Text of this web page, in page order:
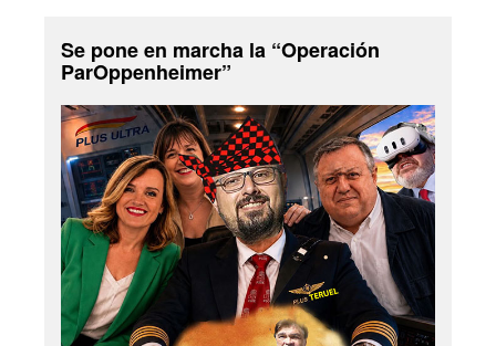
Se pone en marcha la “Operación
ParOppenheimer”